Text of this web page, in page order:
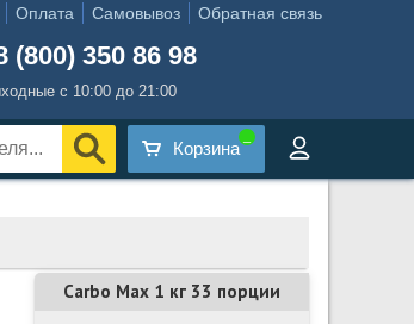
Оплата Самовывоз Обратная связь
(800) 350 86 98
с 10:00 до 21:00
Корзина
Carbo Max 1 кг 33 порции